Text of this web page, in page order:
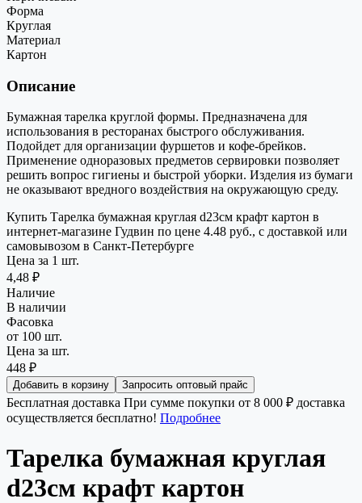
Форма
Круглая
Материал
Картон
Описание
Бумажная тарелка круглой формы. Предназначена для
использования в ресторанах быстрого обслуживания.
Подойдет для организации фуршетов и кофе-брейков.
Применение одноразовых предметов сервировки позволяет
решить вопрос гигиены и быстрой уборки. Изделия из бумаги
не оказывают вредного воздействия на окружающую среду.
Купить Тарелка бумажная круглая d23см крафт картон в
интернет-магазине Гудвин по цене 4.48 руб., с доставкой или
самовывозом в Санкт-Петербурге
Цена за 1 шт.
4,48 ₽
Наличие
В наличии
Фасовка
от 100 шт.
Цена за шт.
448 ₽
Добавить в корзину Запросить оптовый прайс
Бесплатная доставка При сумме покупки от 8 000 ₽ доставка
осуществляется бесплатно! Подробнее
Тарелка бумажная круглая
d23см крафт картон